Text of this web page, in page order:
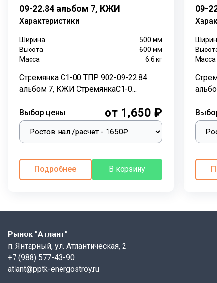
«ППТК «ЭНЕРГОСТРОЙ» предназначены для
установки в канализационных колодцах и других
для безопасного спуска и подъема специалистов при
проведении работ по обслуживанию и очистке
Конструкция:
ВСт3сп, а их конструкция выполнена согласно
технической документацииТПР 902-09-22.84 альбом
7, КЖИ
Технология производства:
Монтаж осуществляется с помощью электросварки, а
увеличивает срок службы.
Монтаж:
Стремянка С1-04 устанавливается на подготовленное
основание вертикально, при необходимости
можно крепить к стенке колодца.
09-22.84 альбом 7, КЖИ
Характеристики
Ширина 500мм
Высота
600мм
Масса
6.6кг
Стремянка С1-00 ТПР 902-09-22.84
альбом 7, КЖИ СтремянкаС1-0...
Выбор цены от 1,650 ₽
Подробнее В корзину
09-
Масса
Рынок "Атлант"
п. Янтарный, ул. Атлантическая, 2
+7 (988) 577-43-90
atlant@pptk-energostroy.ru